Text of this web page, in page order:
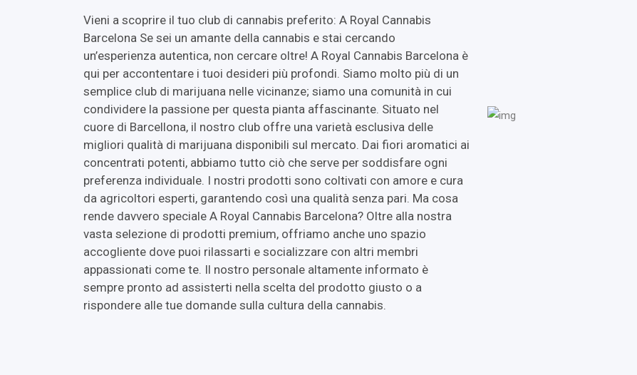
Vieni a scoprire il tuo club di cannabis preferito: A Royal Cannabis
Barcelona Se sei un amante della cannabis e stai cercando
un’esperienza autentica, non cercare oltre! A Royal Cannabis Barcelona è
qui per accontentare i tuoi desideri più profondi. Siamo molto più di un
semplice club di marijuana nelle vicinanze; siamo una comunità in cui
condividere la passione per questa pianta affascinante. Situato nel
cuore di Barcellona, il nostro club offre una varietà esclusiva delle
migliori qualità di marijuana disponibili sul mercato. Dai fiori aromatici ai
concentrati potenti, abbiamo tutto ciò che serve per soddisfare ogni
preferenza individuale. I nostri prodotti sono coltivati ​​con amore e cura
da agricoltori esperti, garantendo così una qualità senza pari. Ma cosa
rende davvero speciale A Royal Cannabis Barcelona? Oltre alla nostra
vasta selezione di prodotti premium, offriamo anche uno spazio
accogliente dove puoi rilassarti e socializzare con altri membri
appassionati come te. Il nostro personale altamente informato è
sempre pronto ad assisterti nella scelta del prodotto giusto o a
rispondere alle tue domande sulla cultura della cannabis.